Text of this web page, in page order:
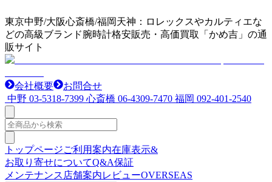
東京中野/大阪心斎橋/福岡天神：ロレックスやカルティエな
どの高級ブランド腕時計格安販売・高価買取「かめ吉」の通
販サイト
会社概要
お問合せ
中野 03-5318-7399 心斎橋 06-4309-7470 福岡 092-401-2540
トップページご利用案内在庫表示&
お取り寄せについてQ&A保証
メンテナンス 店舗案内レビューOVERSEAS